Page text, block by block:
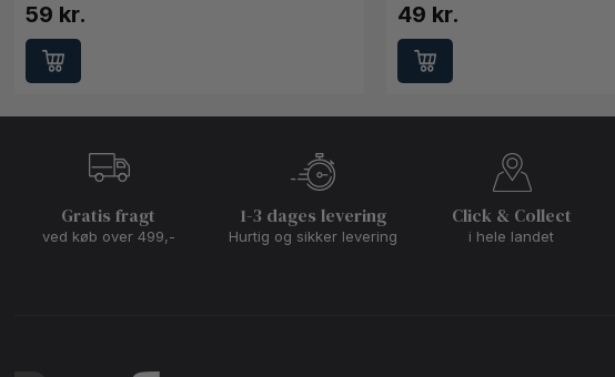
59 kr. 49 kr.
Gratis fragt
ved køb over 499,-
1-3 dages levering
Hurtig og sikker levering
Click & Collect
i hele landet